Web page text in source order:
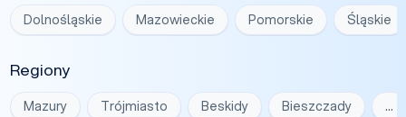
Dolnośląskie Mazowieckie Pomorskie Śląskie
Regiony
Mazury Trójmiasto Beskidy Bieszczady …